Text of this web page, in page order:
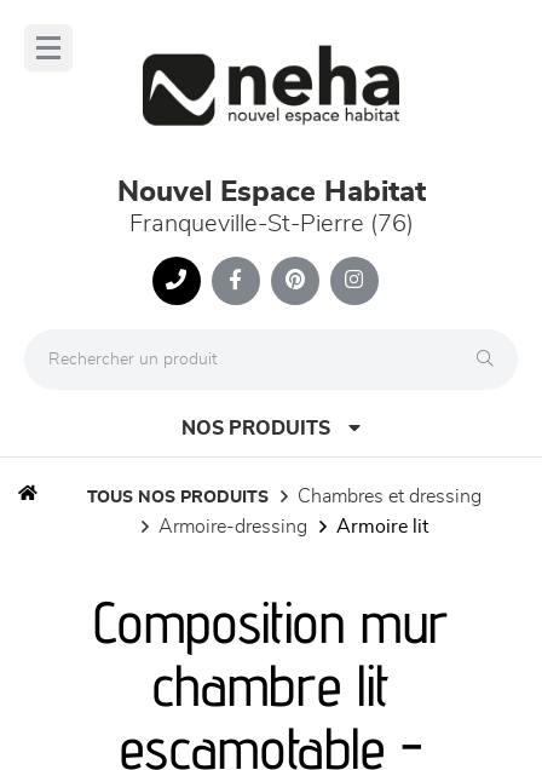
Nouvel Espace Habitat
Franqueville-St-Pierre (76)
NOS PRODUITS
séjours
meubles de complément
chambres et dressing
TOUS NOS PRODUITS
chambres et dressing
armoire-dressing
armoire lit
Composition mur
chambre lit
escamotable -